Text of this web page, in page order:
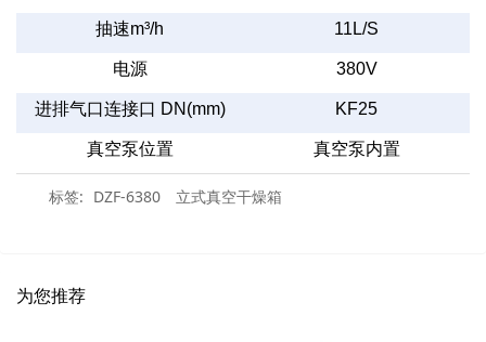
抽速m³/h 11L/S
电源 380V
进排气口连接口 DN(mm) KF25
真空泵位置 真空泵内置
标签: DZF-6380 立式真空干燥箱
为您推荐